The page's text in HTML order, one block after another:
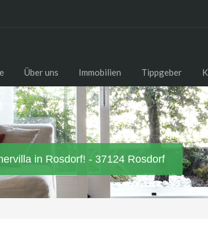
Über uns Immobilien Tippgeber
in Rosdorf! - 37124 Rosdorf